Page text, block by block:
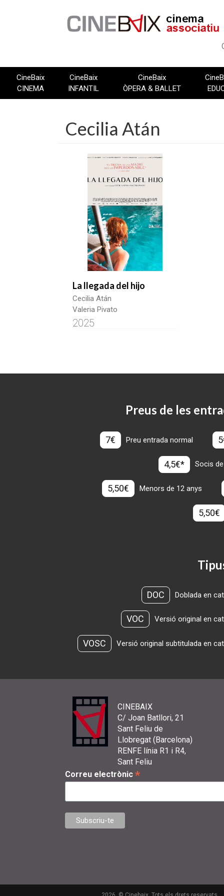
CineBaix
CINEMA
CineBaix
INFANTIL
CineBaix
ÒPERA & BALLET
Cecilia Atán
La llegada del hijo
Cecilia Atán
Valeria Pivato
2025
Preus de les
7€ Preu entrada normal
4,5€* Socis
5,50€ Menors de 12 anys
5,50€
DOC Doblada en
VOC Versió original en
VOSC Versió original subtitulada en
CINEBAIX
C/ Joan Batllori, 21
Sant Feliu de
Llobregat (Barcelona)
RENFE línia R1 i R4,
Sant Feliu
Correu electrònic *